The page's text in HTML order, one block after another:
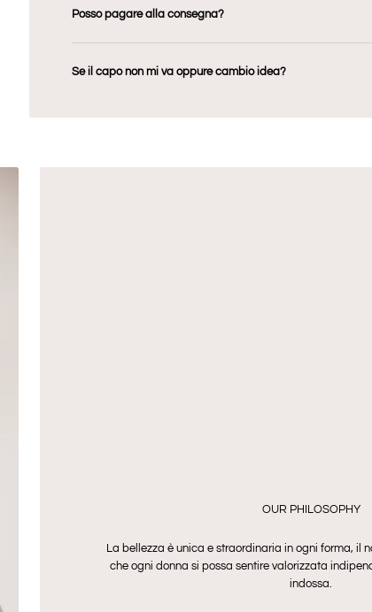
Posso pagare alla consegna?
Se il capo non mi va oppure cambio idea?
OUR PHILOSOPHY
La bellezza è unica e straordinaria in ogni forma, il
che ogni donna si possa sentire valorizzata
indossa.